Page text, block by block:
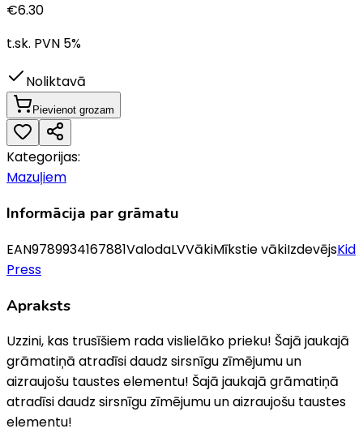
€6.30
t.sk. PVN 5%
Noliktavā
Pievienot grozam
Kategorijas:
Mazuļiem
Informācija par grāmatu
EAN9789934167881ValodaLVVākiMīkstie vākiIzdevējsKid
Press
Apraksts
Uzzini, kas trusīšiem rada vislielāko prieku! Šajā jaukajā
grāmatiņā atradīsi daudz sirsnīgu zīmējumu un
aizraujošu taustes elementu! Šajā jaukajā grāmatiņā
atradīsi daudz sirsnīgu zīmējumu un aizraujošu taustes
elementu!